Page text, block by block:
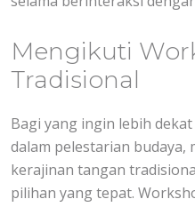
Mengikuti
Tradisional
Bagi yang ingin lebih
dalam pelestarian
kerajinan tangan
pilihan yang tepat.